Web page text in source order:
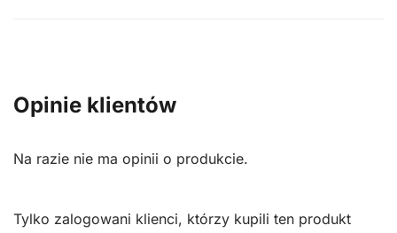
Opinie klientów
Na razie nie ma opinii o produkcie.
Tylko zalogowani klienci, którzy kupili ten produkt